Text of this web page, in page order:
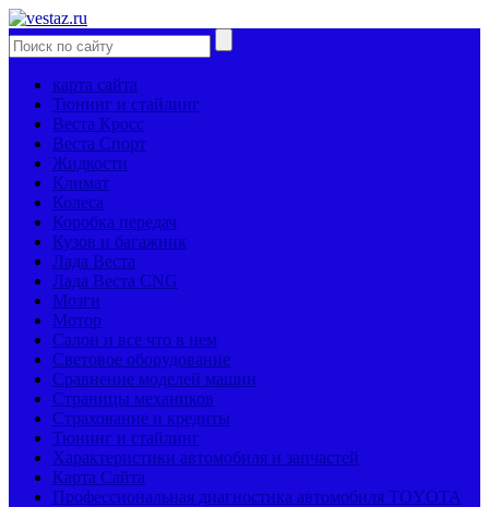
карта сайта
Тюнинг и стайлинг
Веста Кросс
Веста Спорт
Жидкости
Климат
Колеса
Коробка передач
Кузов и багажник
Лада Веста
Лада Веста CNG
Мозги
Мотор
Салон и все что в нем
Световое оборудование
Сравнение моделей машин
Страницы механиков
Страхование и кредиты
Тюнинг и стайлинг
Характеристики автомобиля и запчастей
Карта Сайта
Профессиональная диагностика автомобиля TOYOTA